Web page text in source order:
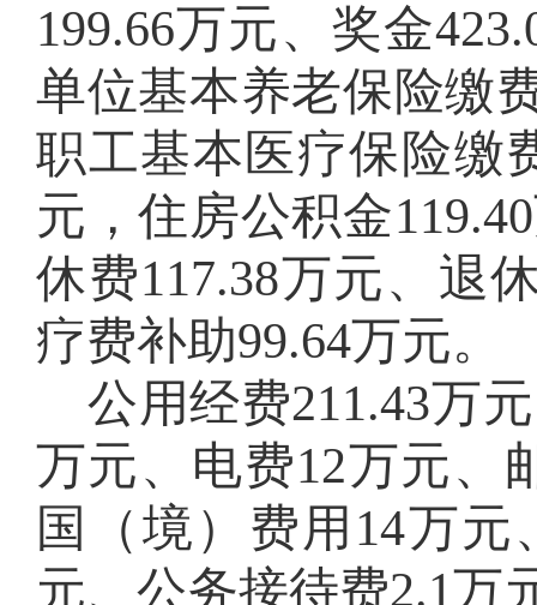
199.66万元、奖金
单位基本养老保险缴
职工基本医疗保险缴
元，住房公积金119.40
休费117.38万元、退
疗费补助99.64万元。
公用经费211.43万
万元、电费12万元、
国（境）费用14万元
元、公务接待费2.1万